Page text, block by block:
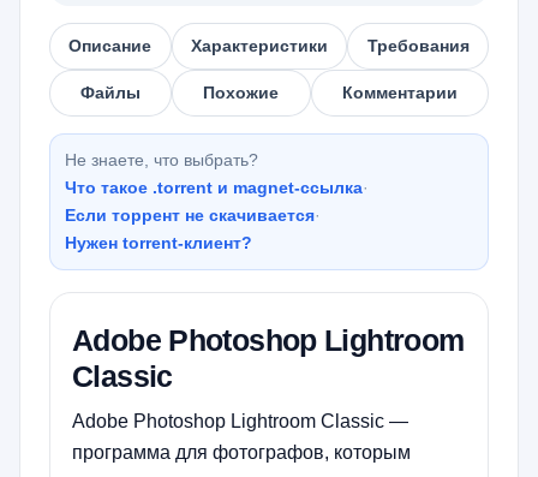
Описание Характеристики Требования
Файлы Похожие Комментарии
Не знаете, что выбрать?
Что такое .torrent и magnet-ссылка·
Если торрент не скачивается·
Нужен torrent-клиент?
Adobe Photoshop Lightroom
Classic
Adobe Photoshop Lightroom Classic —
программа для фотографов, которым